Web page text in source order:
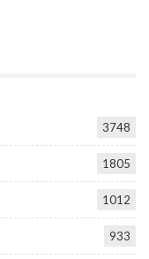
3748
1805
1012
933